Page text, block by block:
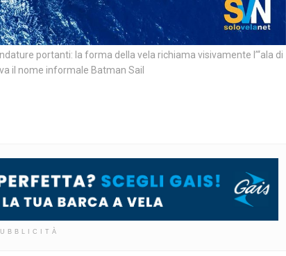
portanti: la forma della vela richiama visivamente l’“ala di
il nome informale Batman Sail